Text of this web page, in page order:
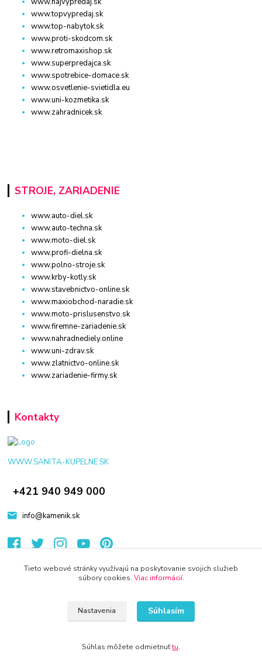
www.topvypredaj.sk
www.top-nabytok.sk
www.proti-skodcom.sk
www.retromaxishop.sk
www.superpredajca.sk
www.spotrebice-domace.sk
www.osvetlenie-svietidla.eu
www.uni-kozmetika.sk
www.zahradnicek.sk
STROJE, ZARIADENIE
www.auto-diel.sk
www.auto-techna.sk
www.moto-diel.sk
www.profi-dielna.sk
www.polno-stroje.sk
www.krby-kotly.sk
www.stavebnictvo-online.sk
www.maxiobchod-naradie.sk
www.moto-prislusenstvo.sk
www.firemne-zariadenie.sk
www.nahradnediely.online
www.uni-zdrav.sk
www.zlatnictvo-online.sk
www.zariadenie-firmy.sk
Kontakty
WWW.SANITA-KUPELNE.SK
+421 940 949 000
info@kamenik.sk
Vytvorené na
Eshop-rychlo.sk
Tieto webové stránky využívajú na poskytovanie svojich služieb
súbory cookies. Viac informácií.
Nastavenia Súhlasím
Súhlas môžete odmietnuťtu.